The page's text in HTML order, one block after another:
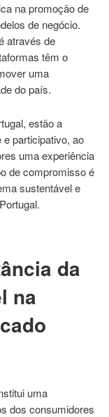
na promoção de
de negócio.
através de
têm o
uma
do país.
estão a
participativo, ao
uma experiência
de compromisso é
sustentável e
da
na
uma
dos consumidores